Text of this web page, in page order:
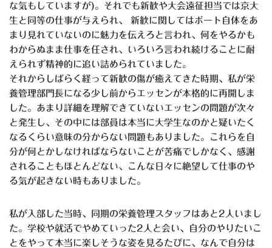
な気もしていますが)。それでも新歓や大会遠征担当では京大
生と同等の仕事が与えられ、 新歓に関してはボート自体をあ
まり見れていないのに魅力を伝えろと言われ、何をやるかも
わからぬまま仕事を任され、いろいろ言われ続けることに耐
えられず精神的に追い詰められていました。
それからしばらく経って新歓の傷が癒えてきた時期、私が栄
養管理部門長になる少し前からエッセンが本格的に再開しま
した。あまり詳細を理解できていないエッセンの問題が次々
と発生し、その中には部員は本当に大学生なのかと疑いたく
なるくらい意味の分からない問題もありました。これらを自
分が何とかしなければならないことが苦痛でしかなく、感謝
されることもほとんどない、こんな日々に絶望して仕事のや
る気が起きない時もありました。
私が入部した当時、同期の栄養管理スタッフはあと2人いまし
た。学校や就活でやめていった2人と会い、自分のやりたいこ
とをやって本当に楽しそうな姿を見るたびに、なんで自分は